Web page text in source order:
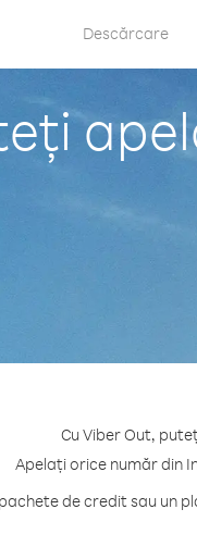
Descărcare
Cu Viber Out,
Apelați orice număr din
de credit sau un